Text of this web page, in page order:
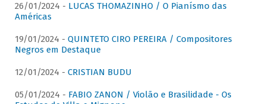
26/01/2024 - LUCAS THOMAZINHO / O Pianísmo das
Américas
19/01/2024 - QUINTETO CIRO PEREIRA / Compositores
Negros em Destaque
12/01/2024 - CRISTIAN BUDU
05/01/2024 - FABIO ZANON / Violão e Brasilidade - Os